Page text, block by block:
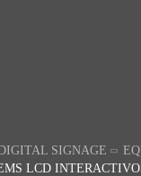
SIGNAGE
LCD